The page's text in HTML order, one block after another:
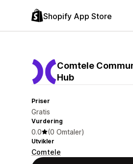
Shopify App Store
Comtele
Hub
Priser
Gratis
Vurdering
0.0 (0 Omtaler)
Utvikler
Comtele